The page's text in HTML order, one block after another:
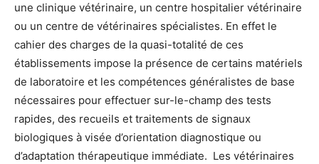
une clinique vétérinaire, un centre hospitalier vétérinaire
ou un centre de vétérinaires spécialistes. En effet le
cahier des charges de la quasi-totalité de ces
établissements impose la présence de certains matériels
de laboratoire et les compétences généralistes de base
nécessaires pour effectuer sur-le-champ des tests
rapides, des recueils et traitements de signaux
biologiques à visée d’orientation diagnostique ou
d’adaptation thérapeutique immédiate. Les vétérinaires